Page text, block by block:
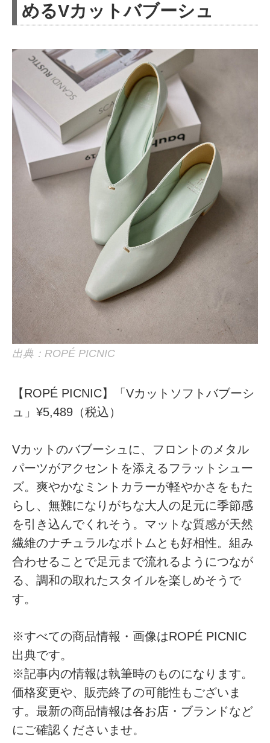
めるVカットバブーシュ
出典：ROPÉ PICNIC
【ROPÉ PICNIC】「Vカットソフトバブーシ
ュ」¥5,489（税込）
Vカットのバブーシュに、フロントのメタル
パーツがアクセントを添えるフラットシュー
ズ。爽やかなミントカラーが軽やかさをもた
らし、無難になりがちな大人の足元に季節感
を引き込んでくれそう。マットな質感が天然
繊維のナチュラルなボトムとも好相性。組み
合わせることで足元まで流れるようにつなが
る、調和の取れたスタイルを楽しめそうで
す。
※すべての商品情報・画像はROPÉ PICNIC
出典です。
※記事内の情報は執筆時のものになります。
価格変更や、販売終了の可能性もございま
す。最新の商品情報は各お店・ブランドなど
にご確認くださいませ。